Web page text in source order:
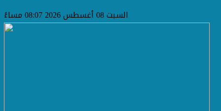
السبت 08 أغسطس 2026 08:07 مساءً